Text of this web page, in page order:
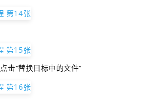
点击“替换目标中的文件”